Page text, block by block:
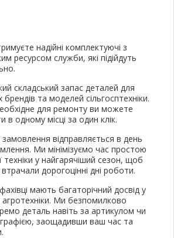
надійні комплектуючі з
ресурсом служби, які підійдуть
складський запас деталей для
брендів та моделей сільгосптехніки.
для ремонту ви можете
в одному місці за один клік.
відправляється в день
Ми мінімізуємо час простою
техніки у найгарячіший сезон, щоб
дорогоцінні дні роботи.
мають багаторічний досвід у
агротехніки. Ми безпомилково
деталь навіть за артикулом чи
заощадивши ваш час та